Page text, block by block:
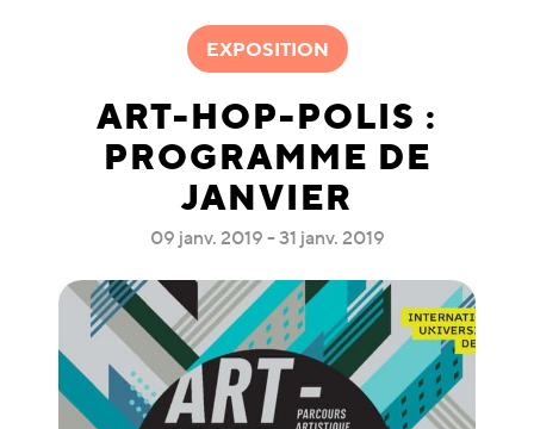
EXPOSITION
ART-HOP-POLIS :
PROGRAMME DE
JANVIER
09 janv. 2019 - 31 janv. 2019